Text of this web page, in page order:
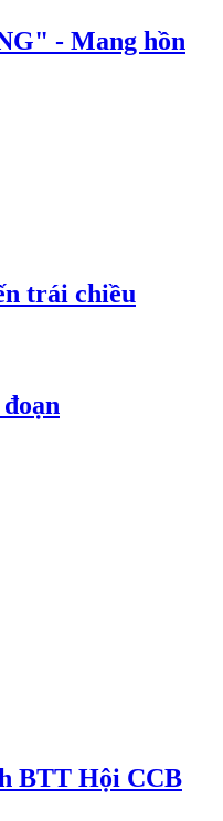
- Mang hồn
trái chiều
BTT Hội CCB